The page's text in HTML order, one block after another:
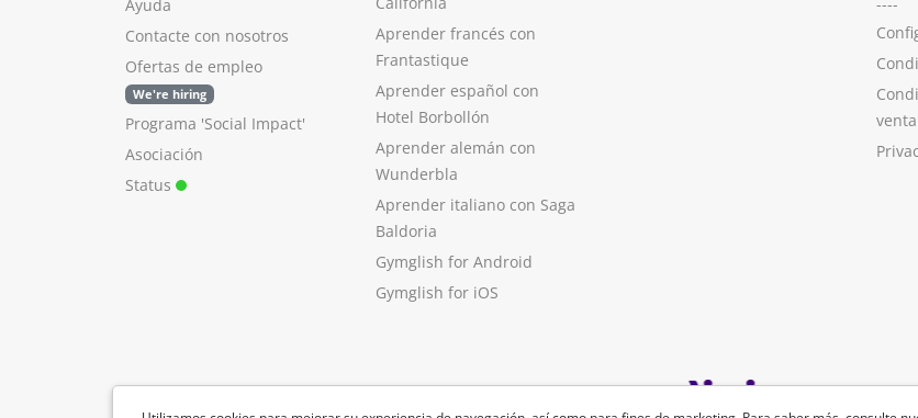
Ayuda
Contacte con nosotros
Ofertas de empleo
We're hiring
Programa 'Social Impact'
Asociación
Status
Aprender francés con
Frantastique
Aprender español con
Hotel Borbollón
Aprender alemán con
Wunderbla
Aprender italiano con Saga
Baldoria
Gymglish for Android
Gymglish for iOS